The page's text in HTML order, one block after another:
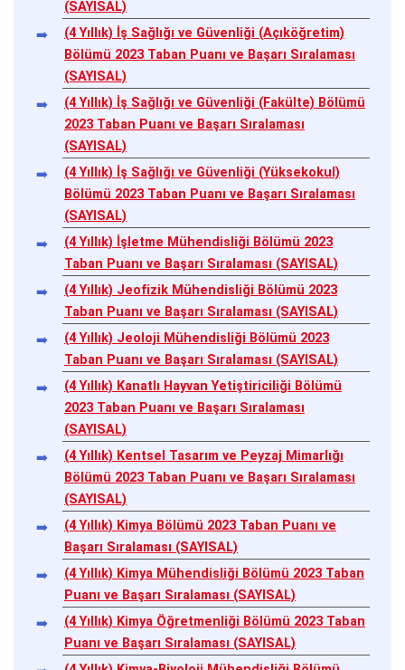
(SAYISAL)
(4 Yıllık) İş Sağlığı ve Güvenliği (Açıköğretim)
Bölümü 2023 Taban Puanı ve Başarı Sıralaması
(SAYISAL)
(4 Yıllık) İş Sağlığı ve Güvenliği (Fakülte) Bölümü
2023 Taban Puanı ve Başarı Sıralaması
(SAYISAL)
(4 Yıllık) İş Sağlığı ve Güvenliği (Yüksekokul)
Bölümü 2023 Taban Puanı ve Başarı Sıralaması
(SAYISAL)
(4 Yıllık) İşletme Mühendisliği Bölümü 2023
Taban Puanı ve Başarı Sıralaması (SAYISAL)
(4 Yıllık) Jeofizik Mühendisliği Bölümü 2023
Taban Puanı ve Başarı Sıralaması (SAYISAL)
(4 Yıllık) Jeoloji Mühendisliği Bölümü 2023
Taban Puanı ve Başarı Sıralaması (SAYISAL)
(4 Yıllık) Kanatlı Hayvan Yetiştiriciliği Bölümü
2023 Taban Puanı ve Başarı Sıralaması
(SAYISAL)
(4 Yıllık) Kentsel Tasarım ve Peyzaj Mimarlığı
Bölümü 2023 Taban Puanı ve Başarı Sıralaması
(SAYISAL)
(4 Yıllık) Kimya Bölümü 2023 Taban Puanı ve
Başarı Sıralaması (SAYISAL)
(4 Yıllık) Kimya Mühendisliği Bölümü 2023 Taban
Puanı ve Başarı Sıralaması (SAYISAL)
(4 Yıllık) Kimya Öğretmenliği Bölümü 2023 Taban
Puanı ve Başarı Sıralaması (SAYISAL)